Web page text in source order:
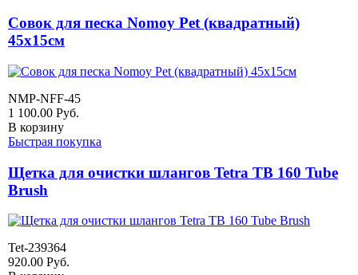
Совок для песка Nomoy Pet (квадратный)
45х15см
NMP-NFF-45
1 100.00 Руб.
В корзину
Быстрая покупка
Щетка для очистки шлангов Tetra TB 160 Tube
Brush
Tet-239364
920.00 Руб.